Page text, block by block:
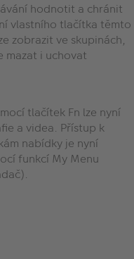
hodnotit a chránit
vlastního tlačítka těmto
zobrazit ve skupinách,
mazat i uchovat
tlačítek Fn lze nyní
a videa. Přístup k
nabídky je nyní
funkcí My Menu